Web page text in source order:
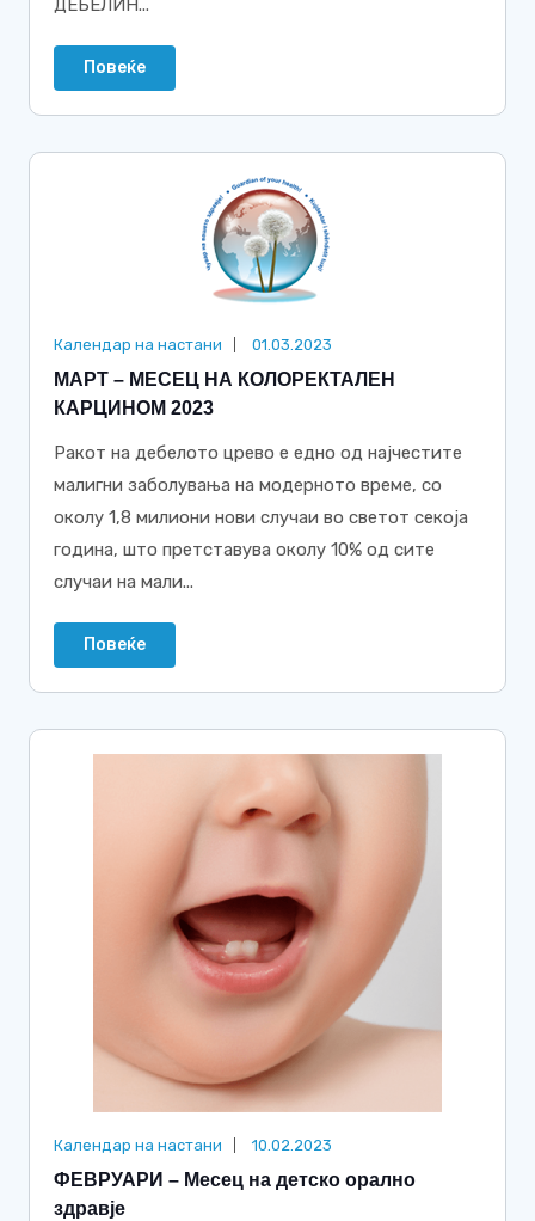
ДЕБЕЛИН...
Повеќе
Календар на настани 01.03.2023
МАРТ – МЕСЕЦ НА КОЛОРЕКТАЛЕН
КАРЦИНОМ 2023
Ракот на дебелото црево е едно од најчестите
малигни заболувања на модерното време, со
околу 1,8 милиони нови случаи во светот секоја
година, што претставува околу 10% од сите
случаи на мали...
Повеќе
Календар на настани 10.02.2023
ФЕВРУАРИ – Месец на детско орално
здравје